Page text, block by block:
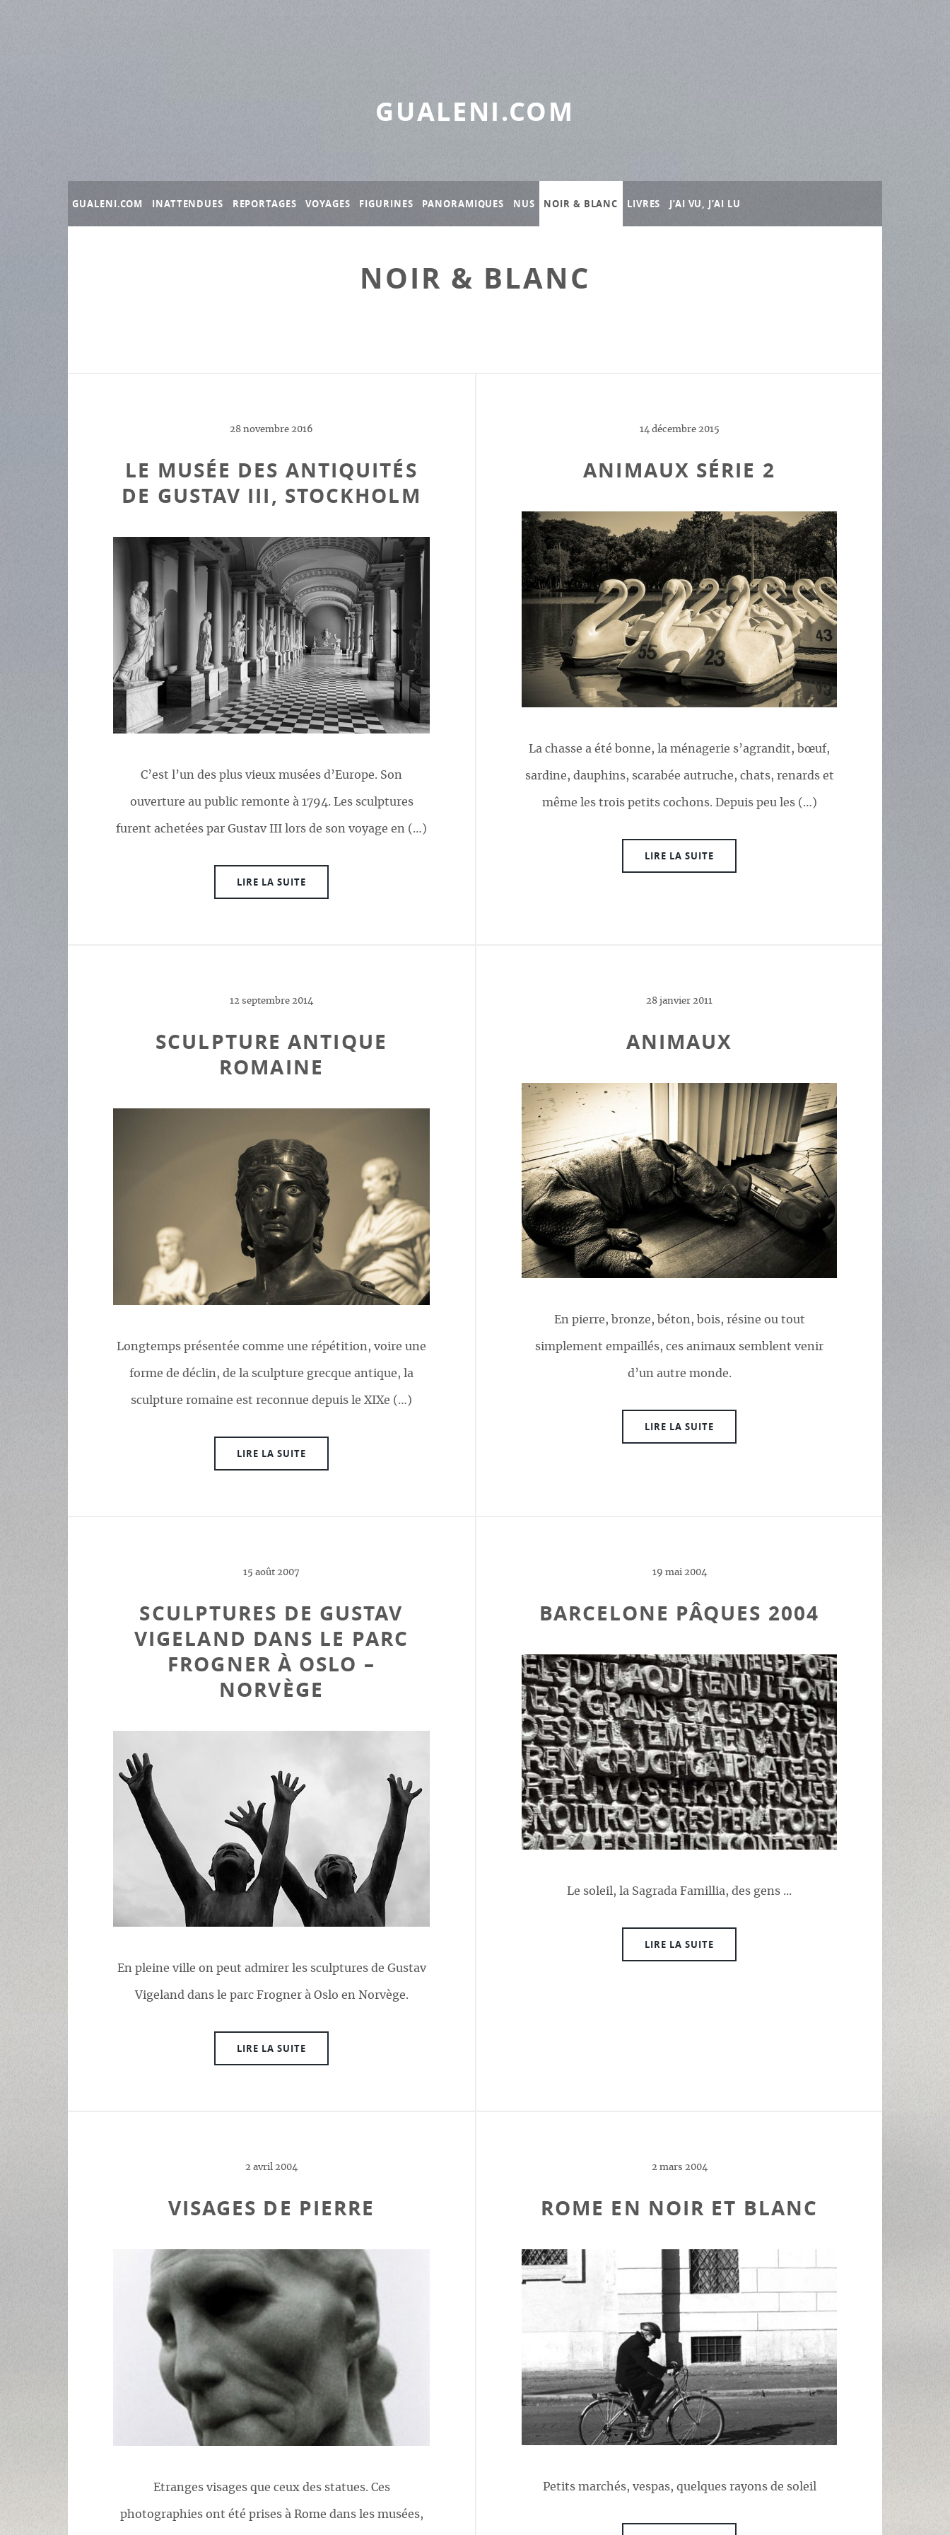
GUALENI.COM
GUALENI.COM INATTENDUES REPORTAGES VOYAGES FIGURINES PANORAMIQUES NUS NOIR & BLANC LIVRES J’AI VU, J’AI LU
NOIR & BLANC
28 novembre 2016
LE MUSÉE DES ANTIQUITÉS
DE GUSTAV III, STOCKHOLM
C’est l’un des plus vieux musées d’Europe. Son
ouverture au public remonte à 1794. Les sculptures
furent achetées par Gustav III lors de son voyage en (…)
LIRE LA SUITE
14 décembre 2015
ANIMAUX SÉRIE 2
La chasse a été bonne, la ménagerie s’agrandit, bœuf,
sardine, dauphins, scarabée autruche, chats, renards et
même les trois petits cochons. Depuis peu les (…)
LIRE LA SUITE
12 septembre 2014
SCULPTURE ANTIQUE
ROMAINE
Longtemps présentée comme une répétition, voire une
forme de déclin, de la sculpture grecque antique, la
sculpture romaine est reconnue depuis le XIXe (…)
LIRE LA SUITE
28 janvier 2011
ANIMAUX
En pierre, bronze, béton, bois, résine ou tout
simplement empaillés, ces animaux semblent venir
d’un autre monde.
LIRE LA SUITE
15 août 2007
SCULPTURES DE GUSTAV
VIGELAND DANS LE PARC
FROGNER À OSLO –
NORVÈGE
En pleine ville on peut admirer les sculptures de Gustav
Vigeland dans le parc Frogner à Oslo en Norvège.
LIRE LA SUITE
19 mai 2004
BARCELONE PÂQUES 2004
Le soleil, la Sagrada Famillia, des gens ...
LIRE LA SUITE
2 avril 2004
VISAGES DE PIERRE
Etranges visages que ceux des statues. Ces
photographies ont été prises à Rome dans les musées,
2 mars 2004
ROME EN NOIR ET BLANC
Petits marchés, vespas, quelques rayons de soleil